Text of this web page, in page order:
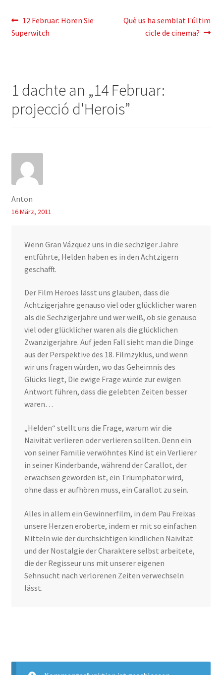
Artikelnavigation
Vorherigen
Post:
12 Februar: Hören Sie
Superwitch
Der
nächste
Què us ha semblat l'últim
cicle de cinema?
1 dachte an „14 Februar:
projecció d'Herois”
Anton
16 März, 2011
Wenn Gran Vázquez uns in die sechziger Jahre
entführte, Helden haben es in den Achtzigern
geschafft.
Der Film Heroes lässt uns glauben, dass die
Achtzigerjahre genauso viel oder glücklicher waren
als die Sechzigerjahre und wer weiß, ob sie genauso
viel oder glücklicher waren als die glücklichen
Zwanzigerjahre. Auf jeden Fall sieht man die Dinge
aus der Perspektive des 18. Filmzyklus, und wenn
wir uns fragen würden, wo das Geheimnis des
Glücks liegt, Die ewige Frage würde zur ewigen
Antwort führen, dass die gelebten Zeiten besser
waren…
„Helden“ stellt uns die Frage, warum wir die
Naivität verlieren oder verlieren sollten. Denn ein
von seiner Familie verwöhntes Kind ist ein Verlierer
in seiner Kinderbande, während der Carallot, der
erwachsen geworden ist, ein Triumphator wird,
ohne dass er aufhören muss, ein Carallot zu sein.
Alles in allem ein Gewinnerfilm, in dem Pau Freixas
unsere Herzen eroberte, indem er mit so einfachen
Mitteln wie der durchsichtigen kindlichen Naivität
und der Nostalgie der Charaktere selbst arbeitete,
die der Regisseur uns mit unserer eigenen
Sehnsucht nach verlorenen Zeiten verwechseln
lässt.